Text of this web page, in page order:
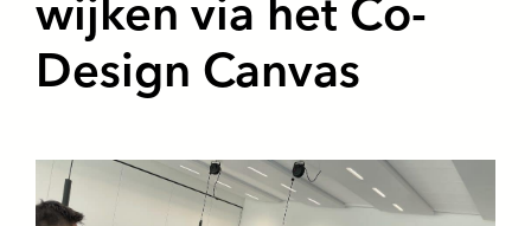
wijken via het Co-
Design Canvas